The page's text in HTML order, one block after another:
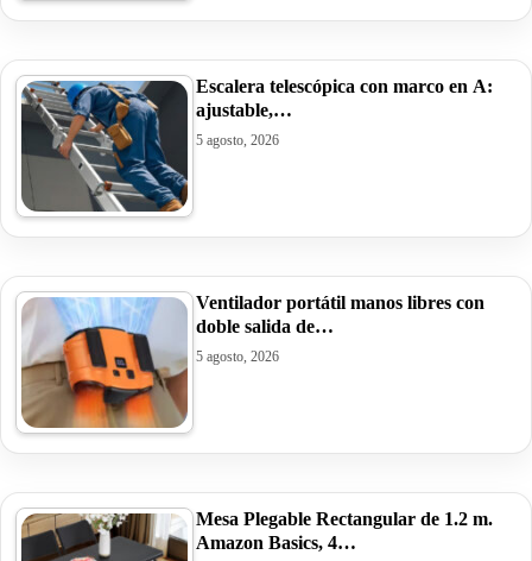
Escalera telescópica con marco en A:
ajustable,…
5 agosto, 2026
Ventilador portátil manos libres con
doble salida de…
5 agosto, 2026
Mesa Plegable Rectangular de 1.2 m.
Amazon Basics, 4…